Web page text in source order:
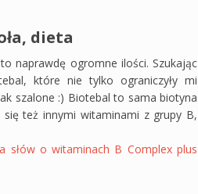
dieta
naprawdę ogromne ilości. Szukając
które nie tylko ograniczyły mi
szalone :) Biotebal to sama biotyna
też innymi witaminami z grupy B,
słów o witaminach B Complex plus